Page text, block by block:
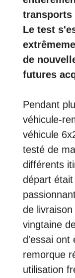
transports
Le test
de
futures
Pendant
véhicule-
véhicule
testé de
différents
départ
de
vingtaine
d'essai ont
remorque
utilisation